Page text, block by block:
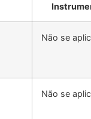
Não se
Não se